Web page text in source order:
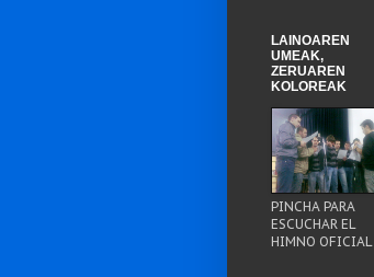
LAINOAREN
UMEAK,
ZERUAREN
KOLOREAK
PINCHA PARA
ESCUCHAR EL
HIMNO OFICIAL